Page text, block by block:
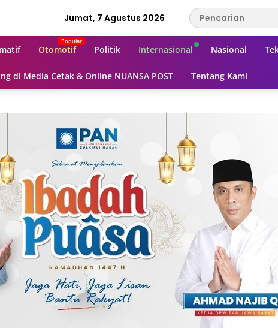
Jumat, 7 Agustus 2026
Otomotif Politik Internasional Nasional
di Media Cetak & Online NUANSA POST Tentang Kami